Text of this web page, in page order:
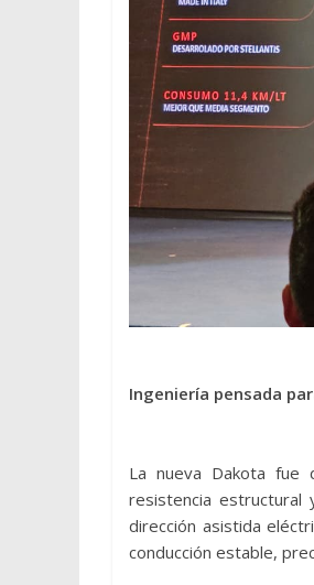
Ingeniería pensada
La nueva Dakota fue
resistencia estructural
dirección asistida
conducción estable,